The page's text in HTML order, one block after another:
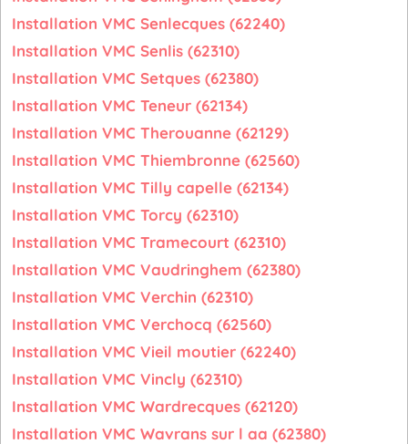
Installation VMC Senlecques (62240)
Installation VMC Senlis (62310)
Installation VMC Setques (62380)
Installation VMC Teneur (62134)
Installation VMC Therouanne (62129)
Installation VMC Thiembronne (62560)
Installation VMC Tilly capelle (62134)
Installation VMC Torcy (62310)
Installation VMC Tramecourt (62310)
Installation VMC Vaudringhem (62380)
Installation VMC Verchin (62310)
Installation VMC Verchocq (62560)
Installation VMC Vieil moutier (62240)
Installation VMC Vincly (62310)
Installation VMC Wardrecques (62120)
Installation VMC Wavrans sur l aa (62380)